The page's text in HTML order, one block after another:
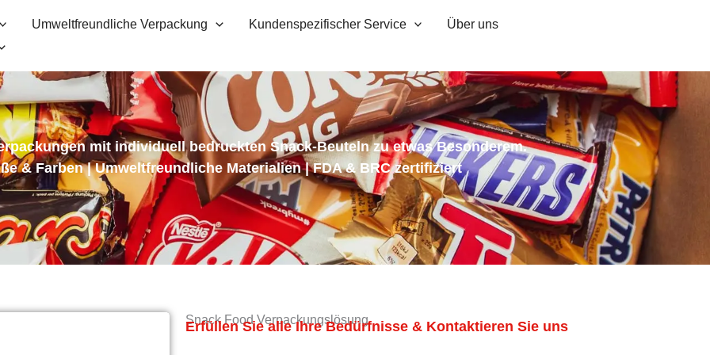
Umweltfreundliche Verpackung Kundenspezifischer Service
Über uns
mit individuell bedruckten Snack-Beuteln zu etwas Besonderem.
& Farben | Umweltfreundliche Materialien | FDA & BRC zertifiziert
Snack Food Verpackungslösung
Erfüllen Sie alle Ihre Bedürfnisse & Kontaktieren Sie uns